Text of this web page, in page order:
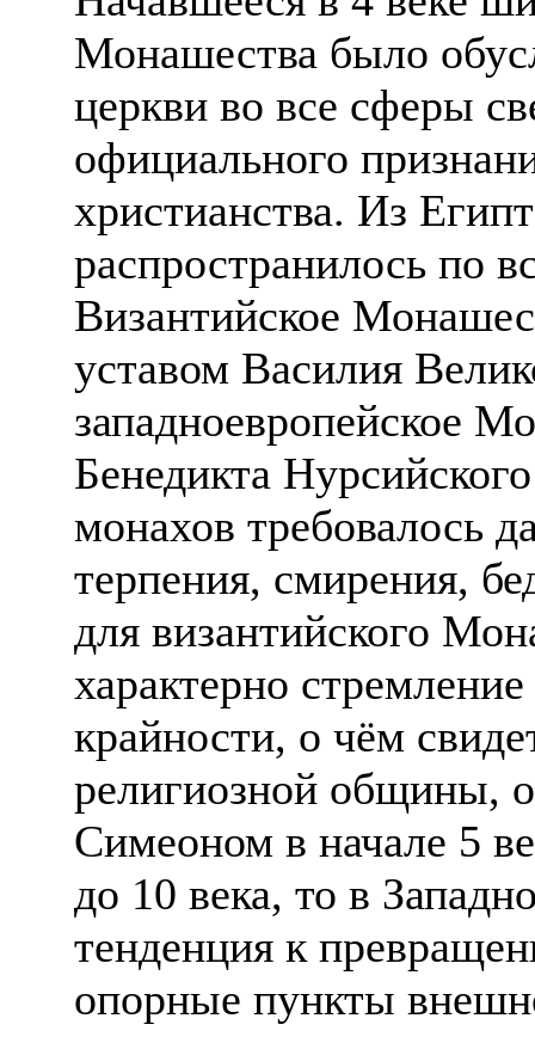
Монашества было
церкви во все сферы
официального
христианства. Из
распространилось по
Византийское
уставом Василия
западноевропейское
Бенедикта
монахов требовалось
терпения, смирения,
для византийского
характерно
крайности, о чём
религиозной общины,
Симеоном в начале 5
до 10 века, то в
тенденция к
опорные пункты